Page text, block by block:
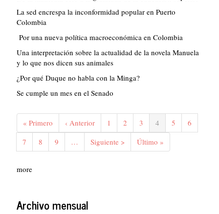
La sed encrespa la inconformidad popular en Puerto
Colombia
Por una nueva política macroeconómica en Colombia
Una interpretación sobre la actualidad de la novela Manuela
y lo que nos dicen sus animales
¿Por qué Duque no habla con la Minga?
Se cumple un mes en el Senado
Paginación
Primera
página
« Primero
Página
anterior
‹ Anterior Página
1 Página
2 Página
3
Página
actual
4 Página
5 Página
6
Página
7 Página
8 Página
9 …
Siguiente
página
Siguiente >
Última
página
Último »
more
Archivo mensual